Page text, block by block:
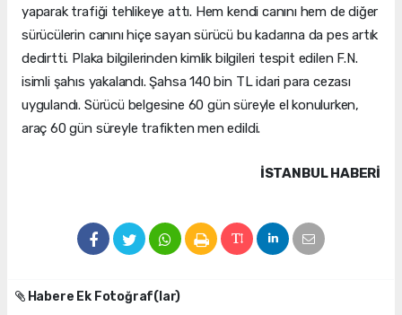
yaparak trafiği tehlikeye attı. Hem kendi canını hem de diğer
sürücülerin canını hiçe sayan sürücü bu kadarına da pes artık
dedirtti. Plaka bilgilerinden kimlik bilgileri tespit edilen F.N.
isimli şahıs yakalandı. Şahsa 140 bin TL idari para cezası
uygulandı. Sürücü belgesine 60 gün süreyle el konulurken,
araç 60 gün süreyle trafikten men edildi.
İSTANBUL HABERİ
Habere Ek Fotoğraf(lar)